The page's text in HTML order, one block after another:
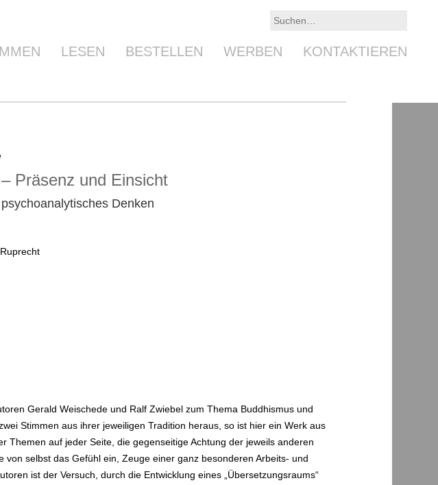
LESEN BESTELLEN WERBEN KONTAKTIEREN
Präsenz und Einsicht
Denken
Gerald Weischede und Ralf Zwiebel zum Thema Buddhismus und
Stimmen aus ihrer jeweiligen Tradition heraus, so ist hier ein Werk aus
auf jeder Seite, die gegenseitige Achtung der jeweils anderen
selbst das Gefühl ein, Zeuge einer ganz besonderen Arbeits- und
ist der Versuch, durch die Entwicklung eines „Übersetzungsraums“